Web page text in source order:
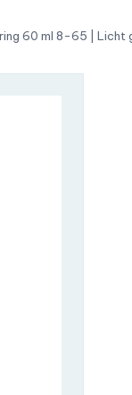
60 ml 8-65 | Licht